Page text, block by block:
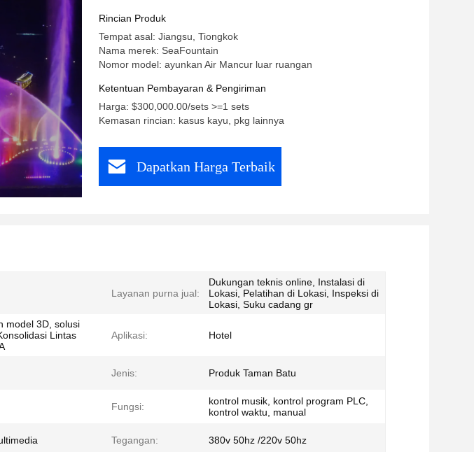
DMX512/RGB Led Light
Rincian Produk
Tempat asal: Jiangsu, Tiongkok
Nama merek: SeaFountain
Nomor model: ayunkan Air Mancur luar ruangan
Ketentuan Pembayaran & Pengiriman
Harga: $300,000.00/sets >=1 sets
Kemasan rincian: kasus kayu, pkg lainnya
Dapatkan Harga Terbaik
Layanan purna jual:
Dukungan teknis online, Instalasi di
Lokasi, Pelatihan di Lokasi, Inspeksi di
Lokasi, Suku cadang gr
model 3D, solusi
Lintas
Aplikasi: Hotel
Jenis: Produk Taman Batu
Fungsi:
kontrol musik, kontrol program PLC,
kontrol waktu, manual
Tegangan: 380v 50hz /220v 50hz